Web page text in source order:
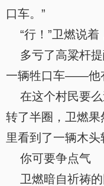
口车。”
“行！”卫燃说着
多亏了高粱杆提
一辆牲口车——他
在这个村民要么
转了半圈，卫燃
里看到了一辆木头
你可要争点气
卫燃暗自祈祷的